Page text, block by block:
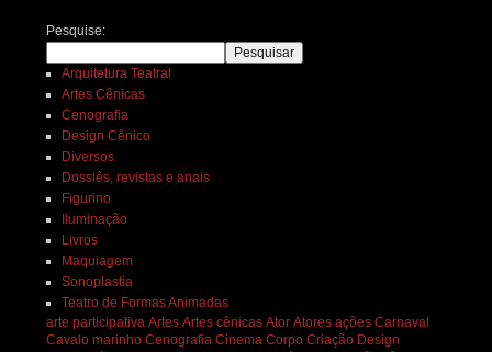
Pesquise:
Pesquisar
Arquitetura Teatral
Artes Cênicas
Cenografia
Design Cênico
Diversos
Dossiês, revistas e anais
Figurino
Iluminação
Livros
Maquiagem
Sonoplastia
Teatro de Formas Animadas
arte participativa Artes Artes cênicas Ator Atores ações Carnaval
Cavalo marinho Cenografia Cinema Corpo Criação Design